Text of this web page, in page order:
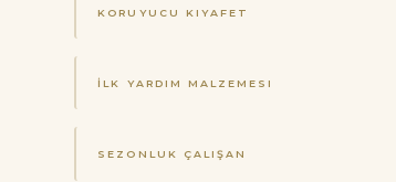
KORUYUCU KIYAFET
İLK YARDIM MALZEMESI
SEZONLUK ÇALIŞAN